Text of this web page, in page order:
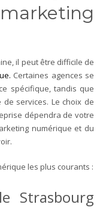
il peut être difficile de
Certaines agences se
spécifique, tandis que
services. Le choix de
dépendra de votre
numérique et du
les plus courants :
Strasbourg